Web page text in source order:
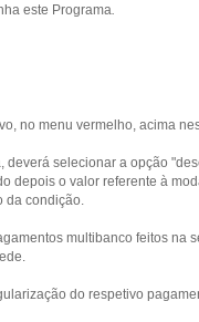
este Programa
no menu vermelho, acima
selecionar a opção
depois o valor referente à
condição.
multibanco feitos na
do respetivo